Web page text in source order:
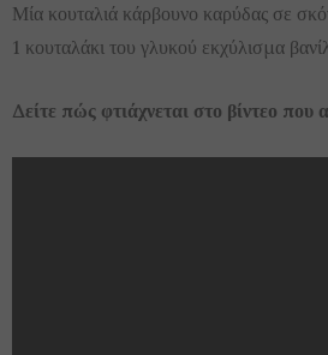
Μία κουταλιά κάρβουνο καρύδας σε
1 κουταλάκι του γλυκού εκχύλισμα
Δείτε πώς φτιάχνεται στο βίντεο που